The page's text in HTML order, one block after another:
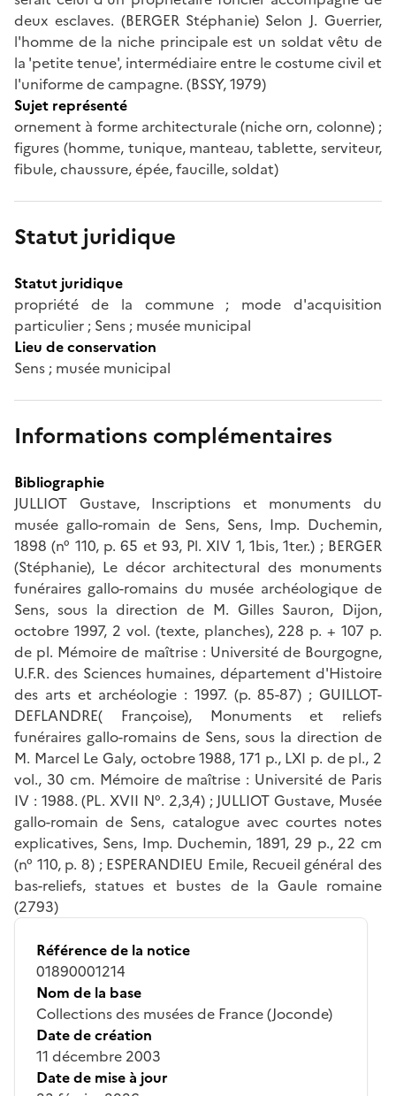
deux esclaves. (BERGER Stéphanie) Selon J. Guerrier,
l'homme de la niche principale est un soldat vêtu de
la 'petite tenue', intermédiaire entre le costume civil et
l'uniforme de campagne. (BSSY, 1979)
Sujet représenté
ornement à forme architecturale (niche orn, colonne) ;
figures (homme, tunique, manteau, tablette, serviteur,
fibule, chaussure, épée, faucille, soldat)
Statut juridique
Statut juridique
propriété de la commune ; mode d'acquisition
particulier ; Sens ; musée municipal
Lieu de conservation
Sens ; musée municipal
Informations complémentaires
Bibliographie
JULLIOT Gustave, Inscriptions et monuments du
musée gallo-romain de Sens, Sens, Imp. Duchemin,
1898 (n° 110, p. 65 et 93, Pl. XIV 1, 1bis, 1ter.) ; BERGER
(Stéphanie), Le décor architectural des monuments
funéraires gallo-romains du musée archéologique de
Sens, sous la direction de M. Gilles Sauron, Dijon,
octobre 1997, 2 vol. (texte, planches), 228 p. + 107 p.
de pl. Mémoire de maîtrise : Université de Bourgogne,
U.F.R. des Sciences humaines, département d'Histoire
des arts et archéologie : 1997. (p. 85-87) ; GUILLOT-
DEFLANDRE( Françoise), Monuments et reliefs
funéraires gallo-romains de Sens, sous la direction de
M. Marcel Le Galy, octobre 1988, 171 p., LXI p. de pl., 2
vol., 30 cm. Mémoire de maîtrise : Université de Paris
IV : 1988. (PL. XVII N°. 2,3,4) ; JULLIOT Gustave, Musée
gallo-romain de Sens, catalogue avec courtes notes
explicatives, Sens, Imp. Duchemin, 1891, 29 p., 22 cm
(n° 110, p. 8) ; ESPERANDIEU Emile, Recueil général des
bas-reliefs, statues et bustes de la Gaule romaine
(2793)
Référence de la notice
01890001214
Nom de la base
Collections des musées de France (Joconde)
Date de création
11 décembre 2003
Date de mise à jour